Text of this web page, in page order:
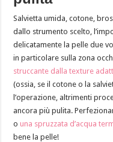
Salvietta umida, cotone,
dallo strumento scelto,
delicatamente la pelle due
in particolare sulla zona
struccante dalla texture
(ossia, se il cotone o la
l’operazione, altrimenti
ancora più pulita.
ouna spruzzata d’acqua
bene la pelle!